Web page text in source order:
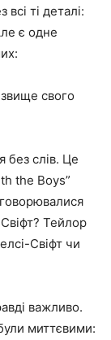
ті деталі:
є одне
свого
без слів. Це
the Boys”
Тейлор
Свіфт чи
важливо.
миттєвими: